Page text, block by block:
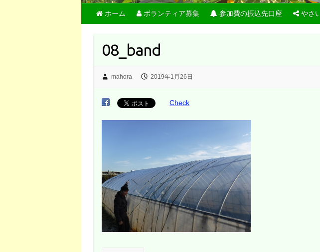
ホーム ボランティア募集 参加費の振込先口座 やさ
08_band
mahora 2019年1月26日
Check